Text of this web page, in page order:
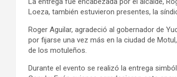
Loeza, también estuvieron presentes, la
Roger Aguilar, agradeció al gobernador de
por fijarse una vez más en la ciudad de
de los motuleños.
Durante el evento se realizó la entrega